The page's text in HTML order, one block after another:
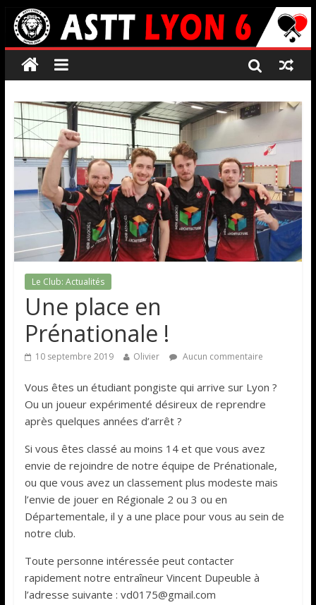
Le Club: Actualités
Une place en
Prénationale !
10 septembre 2019 Olivier Aucun commentaire
Vous êtes un étudiant pongiste qui arrive sur Lyon ?
Ou un joueur expérimenté désireux de reprendre
après quelques années d’arrêt ?
Si vous êtes classé au moins 14 et que vous avez
envie de rejoindre de notre équipe de Prénationale,
ou que vous avez un classement plus modeste mais
l’envie de jouer en Régionale 2 ou 3 ou en
Départementale, il y a une place pour vous au sein de
notre club.
Toute personne intéressée peut contacter
rapidement notre entraîneur Vincent Dupeuble à
l’adresse suivante : vd0175@gmail.com